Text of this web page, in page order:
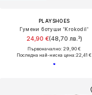
PLAYSHOES
Гумени ботуши 'Krokodil'
24,90 €(48,70 лв.³)
Първоначално: 29,90 €
Последна най-ниска цена:22,41 €